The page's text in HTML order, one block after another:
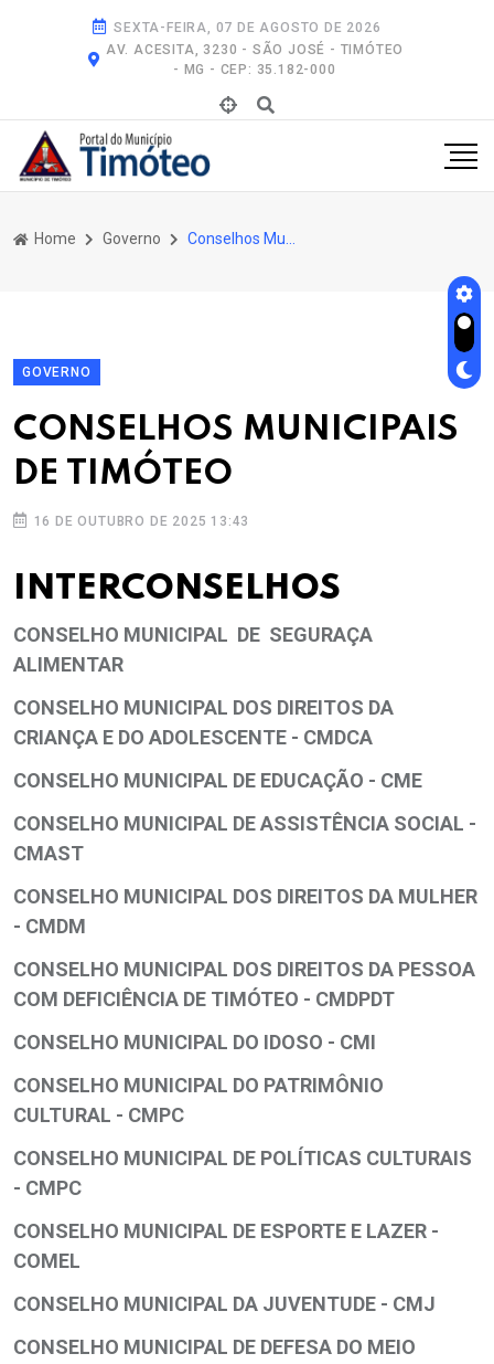
SEXTA-FEIRA, 07 DE AGOSTO DE 2026
AV. ACESITA, 3230 - SÃO JOSÉ - TIMÓTEO
- MG - CEP: 35.182-000
Home Governo
GOVERNO
CONSELHOS MUNICIPAIS
DE TIMÓTEO
16 DE OUTUBRO DE 2025 13:43
INTERCONSELHOS
CONSELHO MUNICIPAL DE SEGURAÇA
ALIMENTAR
CONSELHO MUNICIPAL DOS DIREITOS DA
CRIANÇA E DO ADOLESCENTE - CMDCA
CONSELHO MUNICIPAL DE EDUCAÇÃO - CME
CONSELHO MUNICIPAL DE ASSISTÊNCIA SOCIAL -
CMAST
CONSELHO MUNICIPAL DOS DIREITOS DA MULHER
- CMDM
CONSELHO MUNICIPAL DOS DIREITOS DA PESSOA
COM DEFICIÊNCIA DE TIMÓTEO - CMDPDT
CONSELHO MUNICIPAL DO IDOSO - CMI
CONSELHO MUNICIPAL DO PATRIMÔNIO
CULTURAL - CMPC
CONSELHO MUNICIPAL DE POLÍTICAS CULTURAIS
- CMPC
CONSELHO MUNICIPAL DE ESPORTE E LAZER -
COMEL
CONSELHO MUNICIPAL DA JUVENTUDE - CMJ
CONSELHO MUNICIPAL DE DEFESA DO MEIO